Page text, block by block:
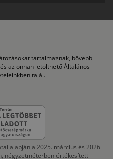
tartalmaznak, bővebb
az onnan letölthető Általános
talál.
alapján a 2025. március és 2026
négyzetméterben értékesített